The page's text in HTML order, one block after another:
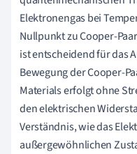
Elektronengas bei
Nullpunkt zu Cooper-
ist entscheidend für das
Bewegung der Cooper-
Materials erfolgt ohne
den elektrischen
Verständnis, wie das
außergewöhnlichen